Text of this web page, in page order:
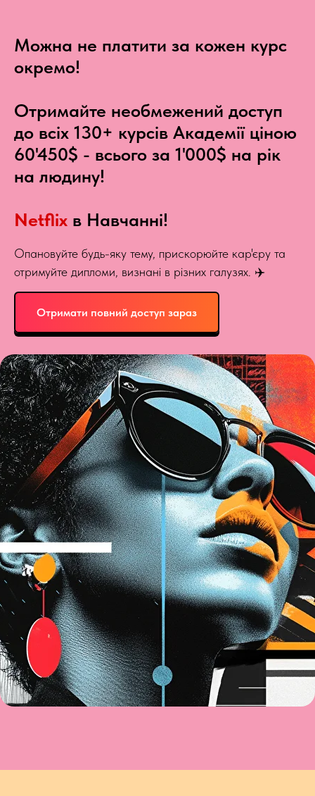
Можна не платити за кожен курс
окремо!
Отримайте необмежений доступ
до всіх 130+ курсів Академії ціною
60'450$ - всього за 1'000$ на рік
на людину!
Netflix в Навчанні!
Опановуйте будь-яку тему, прискорюйте кар'єру та
отримуйте дипломи, визнані в різних галузях. ✈️
Отримати повний доступ зараз